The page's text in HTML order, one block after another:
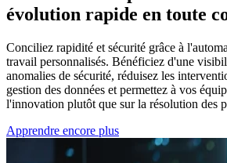
évolution rapide en toute
Conciliez rapidité et sécurité grâce à
travail personnalisés. Bénéficiez d'une
anomalies de sécurité, réduisez les
gestion des données et permettez à vos
l'innovation plutôt que sur la résolution des
Apprendre encore plus